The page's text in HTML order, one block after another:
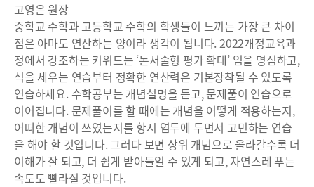
고영은 원장
중학교 수학과 고등학교 수학의 학생들이 느끼는 가장 큰 차이
점은 아마도 연산하는 양이라 생각이 됩니다. 2022개정교육과
정에서 강조하는 키워드는 ‘논서술형 평가 확대’ 임을 명심하고,
식을 세우는 연습부터 정확한 연산력은 기본장착될 수 있도록
연습하세요. 수학공부는 개념설명을 듣고, 문제풀이 연습으로
이어집니다. 문제풀이를 할 때에는 개념을 어떻게 적용하는지,
어떠한 개념이 쓰였는지를 항시 염두에 두면서 고민하는 연습
을 해야 할 것입니다. 그러다 보면 상위 개념으로 올라갈수록 더
이해가 잘 되고, 더 쉽게 받아들일 수 있게 되고, 자연스레 푸는
속도도 빨라질 것입니다.